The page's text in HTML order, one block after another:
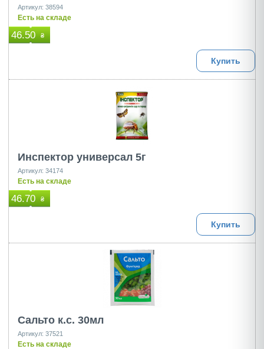
Артикул: 38594
Есть на складе
46.50 ₴
Купить
Инспектор универсал 5г
Артикул: 34174
Есть на складе
46.70 ₴
Купить
Сальто к.с. 30мл
Артикул: 37521
Есть на складе